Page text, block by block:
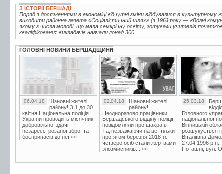
З ІСТОРІЇ БЕРШАДІ
Поряд з досягненнями в економіці відчутні зміни відбувалися в
виходити районна газета «Соціалістичний шлях» (з 1963 року — «Вогні
якому з числа молоді, що мала семирічну освіту, готували учителів
кваліфікованих викладачів навчали понад 300...
ГОЛОВНІ НОВИНИ БЕРШАДЩИНИ
06.04.18
Шановні жителі
району! З 1 до 30
квітня Національна поліція
України проводить місячник
добровільної здачі
незареєстрованої зброї та
боєприпасів до неї.»»
02.04.18
Шановні жителі
району!
Неодноразово працівники
Бершадського відділу поліції
повідомляли про шахраїв.
Та, незважаючи на це, тільки
протягом березня 2018-го
четверо осіб стали жертвами
зловмисників....»»
25.03.18
Головного
національної
Вінницькій
розшукується
Віталіївна
27.04.1996 р.н.,
Поташні, вул.